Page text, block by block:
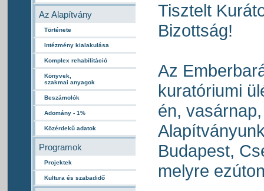
Az Alapítvány
Története
Intézmény kialakulása
Komplex rehabilitáció
Könyvek,
szakmai anyagok
Beszámolók
Adomány - 1%
Közérdekű adatok
Programok
Projektek
Kultura és szabadidő
Tisztelt
Bizottság!
Az
kuratóriumi
én,
Budapest,
melyre